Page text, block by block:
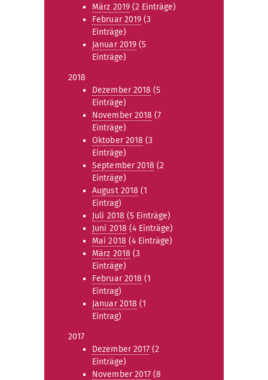
März 2019(2 Einträge)
Februar 2019 (3
Einträge)
Januar 2019 (5
Einträge)
2018
Dezember 2018 (5
Einträge)
November 2018 (7
Einträge)
Oktober 2018 (3
Einträge)
September 2018 (2
Einträge)
August 2018 (1
Eintrag)
Juli 2018 (5 Einträge)
Juni 2018 (4 Einträge)
Mai 2018 (4 Einträge)
März 2018 (3
Einträge)
Februar 2018 (1
Eintrag)
Januar 2018 (1
Eintrag)
2017
Dezember 2017 (2
Einträge)
November 2017 (8